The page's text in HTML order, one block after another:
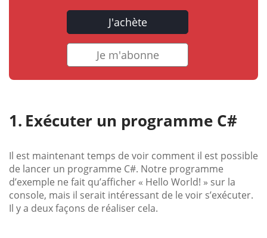
J'achète
Je m'abonne
Exécuter un programme C#
Il est maintenant temps de voir comment il est possible
de lancer un programme C#. Notre programme
d’exemple ne fait qu’afficher « Hello World! » sur la
console, mais il serait intéressant de le voir s’exécuter.
Il y a deux façons de réaliser cela.